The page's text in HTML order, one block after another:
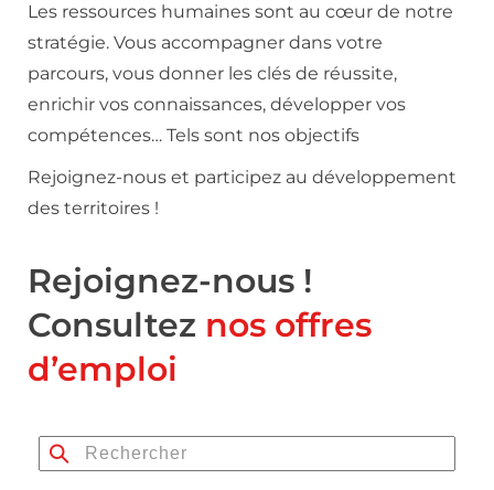
Les ressources humaines sont au cœur de notre
stratégie. Vous accompagner dans votre
parcours, vous donner les clés de réussite,
enrichir vos connaissances, développer vos
compétences… Tels sont nos objectifs
Rejoignez-nous et participez au développement
des territoires !
Rejoignez-nous !
Consultez nos offres
d’emploi